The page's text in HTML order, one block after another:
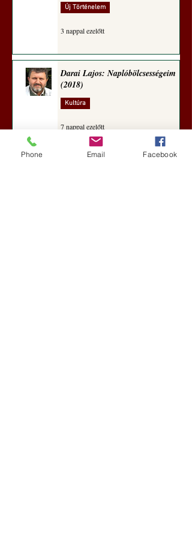
Új Történelem
3 nappal ezelőtt
Darai Lajos: Naplóbölcsességeim
(2018)
Kultúra
7 nappal ezelőtt
Phone Email Facebook